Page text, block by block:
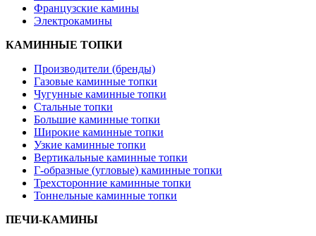
Французские камины
Электрокамины
КАМИННЫЕ ТОПКИ
Производители (бренды)
Газовые каминные топки
Чугунные каминные топки
Стальные топки
Большие каминные топки
Широкие каминные топки
Узкие каминные топки
Вертикальные каминные топки
Г-образные (угловые) каминные топки
Трехсторонние каминные топки
Тоннельные каминные топки
ПЕЧИ-КАМИНЫ